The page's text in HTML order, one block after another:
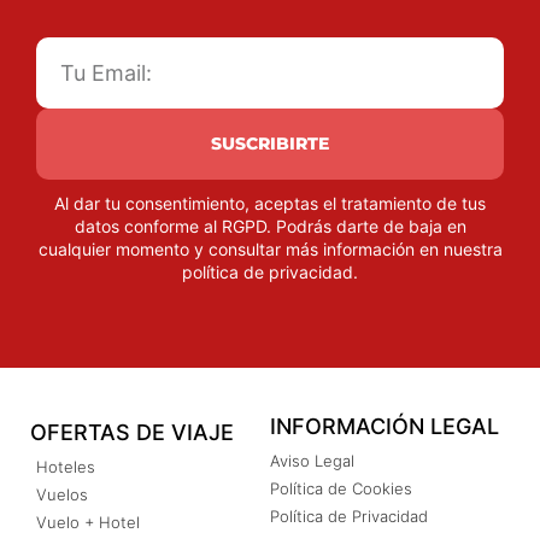
SUSCRIBIRTE
Al dar tu consentimiento, aceptas el tratamiento de tus
datos conforme al RGPD. Podrás darte de baja en
cualquier momento y consultar más información en nuestra
política de privacidad.
OFERTAS DE VIAJE
Hoteles
Vuelos
Vuelo + Hotel
INFORMACIÓN LEGAL
Aviso Legal
Política de Cookies
Política de Privacidad